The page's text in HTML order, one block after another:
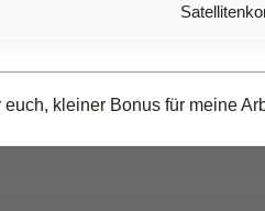
kleiner Bonus für meine